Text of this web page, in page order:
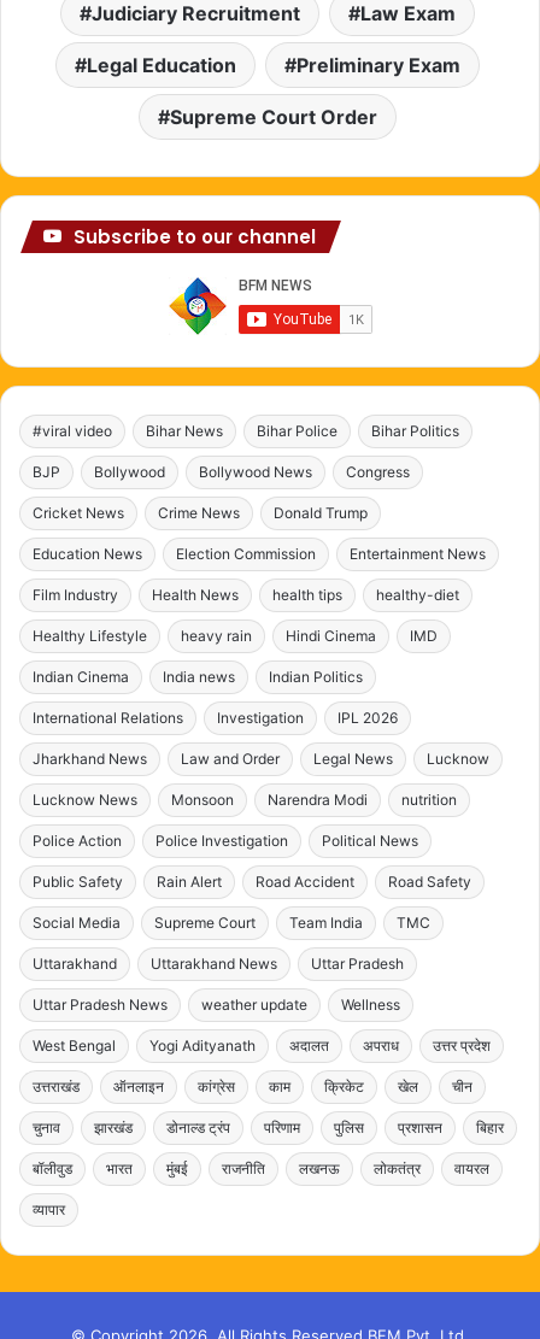
Judiciary Recruitment Law Exam
Legal Education Preliminary Exam
Supreme Court Order
Subscribe to our channel
#viral video Bihar News Bihar Police Bihar Politics
BJP Bollywood Bollywood News Congress
Cricket News Crime News Donald Trump
Education News Election Commission Entertainment News
Film Industry Health News health tips healthy-diet
Healthy Lifestyle heavy rain Hindi Cinema IMD
Indian Cinema India news Indian Politics
International Relations Investigation IPL 2026
Jharkhand News Law and Order Legal News Lucknow
Lucknow News Monsoon Narendra Modi nutrition
Police Action Police Investigation Political News
Public Safety Rain Alert Road Accident Road Safety
Social Media Supreme Court Team India TMC
Uttarakhand Uttarakhand News Uttar Pradesh
Uttar Pradesh News weather update Wellness
West Bengal Yogi Adityanath अदालत अपराध उत्तर प्रदेश
उत्तराखंड ऑनलाइन कांग्रेस काम क्रिकेट खेल चीन
चुनाव झारखंड डोनाल्ड ट्रंप परिणाम पुलिस प्रशासन बिहार
बॉलीवुड भारत मुंबई राजनीति लखनऊ लोकतंत्र वायरल
व्यापार